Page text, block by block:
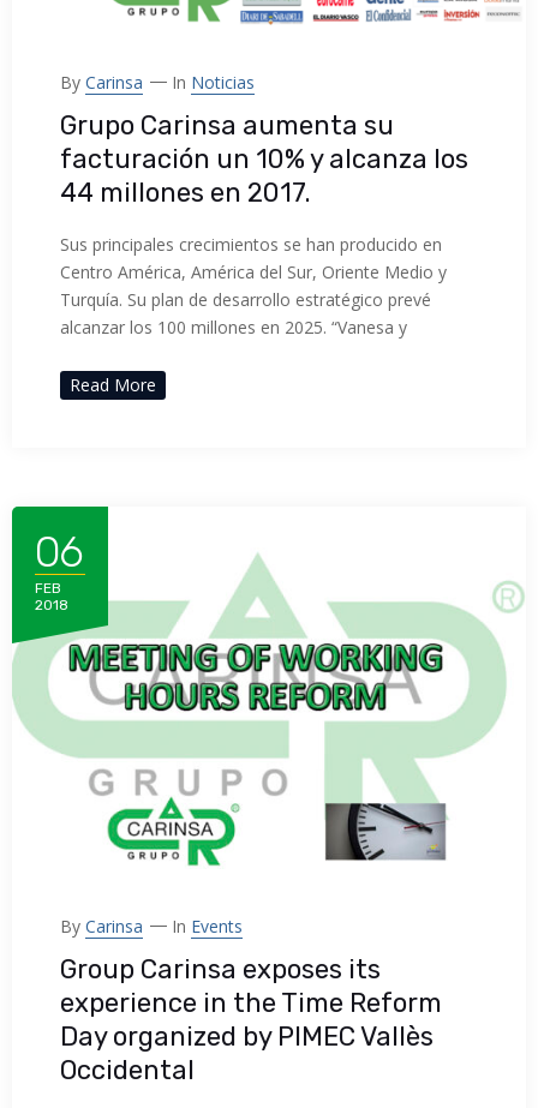
By Carinsa In Noticias
Grupo Carinsa aumenta su
facturación un 10% y alcanza los
44 millones en 2017.
Sus principales crecimientos se han producido en
Centro América, América del Sur, Oriente Medio y
Turquía. Su plan de desarrollo estratégico prevé
alcanzar los 100 millones en 2025. “Vanesa y
Read More
06
FEB
2018
By Carinsa In Events
Group Carinsa exposes its
experience in the Time Reform
Day organized by PIMEC Vallès
Occidental